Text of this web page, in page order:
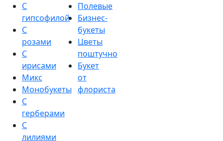
С
гипсофилой
С
розами
С
ирисами
Микс
Монобукеты
С
герберами
С
лилиями
Полевые
Бизнес-
букеты
Цветы
поштучно
Букет
от
флориста